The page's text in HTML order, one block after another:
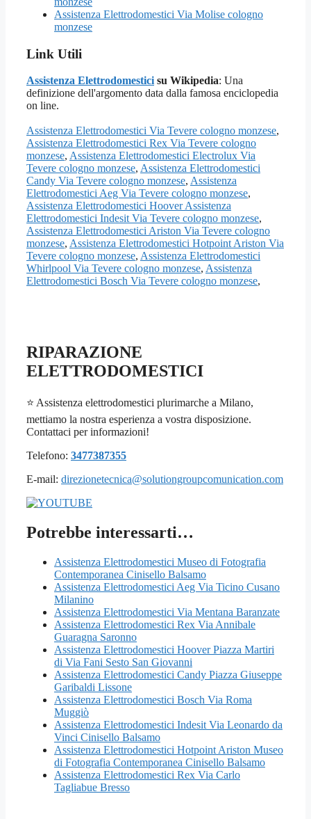
Assistenza Elettrodomestici Via Molise cologno
monzese
Link Utili
Assistenza Elettrodomestici su Wikipedia: Una
definizione dell'argomento data dalla famosa enciclopedia
on line.
Assistenza Elettrodomestici Via Tevere cologno monzese,
Assistenza Elettrodomestici Rex Via Tevere cologno
monzese, Assistenza Elettrodomestici Electrolux Via
Tevere cologno monzese, Assistenza Elettrodomestici
Candy Via Tevere cologno monzese, Assistenza
Elettrodomestici Aeg Via Tevere cologno monzese,
Assistenza Elettrodomestici Hoover Assistenza
Elettrodomestici Indesit Via Tevere cologno monzese,
Assistenza Elettrodomestici Ariston Via Tevere cologno
monzese, Assistenza Elettrodomestici Hotpoint Ariston Via
Tevere cologno monzese, Assistenza Elettrodomestici
Whirlpool Via Tevere cologno monzese, Assistenza
Elettrodomestici Bosch Via Tevere cologno monzese,
RIPARAZIONE
ELETTRODOMESTICI
⭐ Assistenza elettrodomestici plurimarche a Milano,
mettiamo la nostra esperienza a vostra disposizione.
Contattaci per informazioni!
Telefono: 3477387355
E-mail: direzionetecnica@solutiongroupcomunication.com
Potrebbe interessarti…
Assistenza Elettrodomestici Museo di Fotografia
Contemporanea Cinisello Balsamo
Assistenza Elettrodomestici Aeg Via Ticino Cusano
Milanino
Assistenza Elettrodomestici Via Mentana Baranzate
Assistenza Elettrodomestici Rex Via Annibale
Guaragna Saronno
Assistenza Elettrodomestici Hoover Piazza Martiri
di Via Fani Sesto San Giovanni
Assistenza Elettrodomestici Candy Piazza Giuseppe
Garibaldi Lissone
Assistenza Elettrodomestici Bosch Via Roma
Muggiò
Assistenza Elettrodomestici Indesit Via Leonardo da
Vinci Cinisello Balsamo
Assistenza Elettrodomestici Hotpoint Ariston Museo
di Fotografia Contemporanea Cinisello Balsamo
Assistenza Elettrodomestici Rex Via Carlo
Tagliabue Bresso